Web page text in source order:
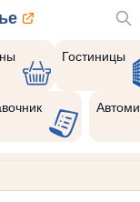
Гостиницы